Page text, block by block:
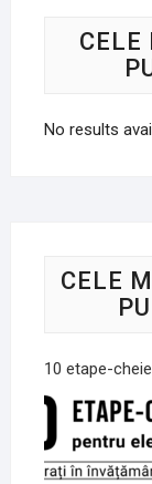
CELE
No results
CELE
10 etape-